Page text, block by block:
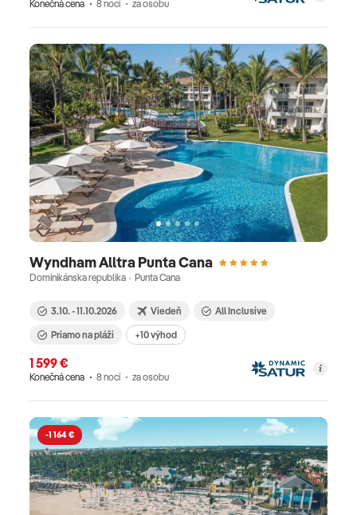
Konečná cena 8 nocí za osobu
Wyndham Alltra Punta Cana
Dominikánska republika · Punta Cana
3.10. - 11.10.2026 Viedeň
All Inclusive
Priamo na pláži
+10 výhod
1 599 €
Konečná cena 8 nocí za osobu
-1 164 €